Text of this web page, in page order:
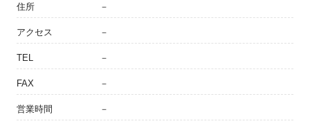
住所 －
アクセス －
TEL －
FAX －
営業時間 －